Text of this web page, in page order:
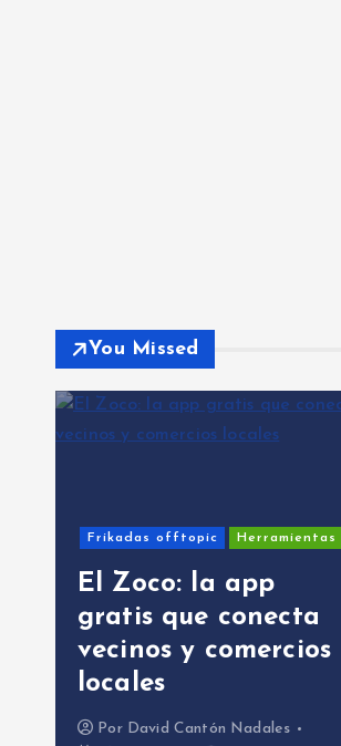
You Missed
Frikadas offtopic Herramientas
El Zoco: la app
gratis que conecta
vecinos y comercios
locales
David Cantón Nadales